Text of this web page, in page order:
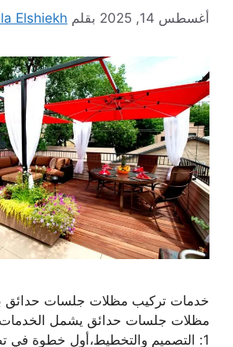
أغسطس 14, 2025 بقلم Elshiekh
خدمات تركيب مظلات جلسات حدائق
مظلات جلسات حدائق يشمل الخدمات
1: التصميم والتخطيط،أول خطوة في